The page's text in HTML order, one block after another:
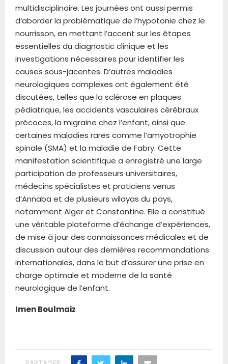
multidisciplinaire. Les journées ont aussi permis
d’aborder la problématique de l’hypotonie chez le
nourrisson, en mettant l’accent sur les étapes
essentielles du diagnostic clinique et les
investigations nécessaires pour identifier les
causes sous-jacentes. D’autres maladies
neurologiques complexes ont également été
discutées, telles que la sclérose en plaques
pédiatrique, les accidents vasculaires cérébraux
précoces, la migraine chez l’enfant, ainsi que
certaines maladies rares comme l’amyotrophie
spinale (SMA) et la maladie de Fabry. Cette
manifestation scientifique a enregistré une large
participation de professeurs universitaires,
médecins spécialistes et praticiens venus
d’Annaba et de plusieurs wilayas du pays,
notamment Alger et Constantine. Elle a constitué
une véritable plateforme d’échange d’expériences,
de mise à jour des connaissances médicales et de
discussion autour des dernières recommandations
internationales, dans le but d’assurer une prise en
charge optimale et moderne de la santé
neurologique de l’enfant.
Imen Boulmaiz